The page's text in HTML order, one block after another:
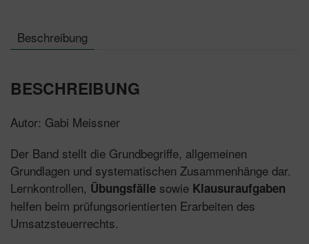
Beschreibung
BESCHREIBUNG
Autor: Gabi Meissner
Der Band stellt die Grundbegriffe, allgemeinen
Grundlagen und systematischen Zusammenhänge dar.
Lernkontrollen, Übungsfälle sowie Klausuraufgaben
helfen beim prüfungsorientierten Erarbeiten des
Umsatzsteuerrechts.